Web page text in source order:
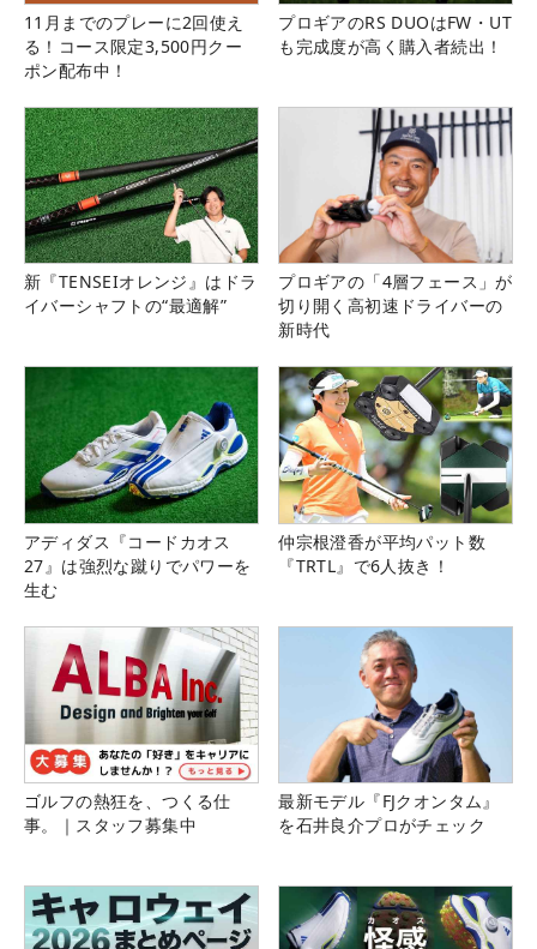
11月までのプレーに2回使え
る！コース限定3,500円クー
ポン配布中！
プロギアのRS DUOはFW・UT
も完成度が高く購入者続出！
新『TENSEIオレンジ』はドラ
イバーシャフトの“最適解”
プロギアの「4層フェース」が
切り開く高初速ドライバーの
新時代
アディダス『コードカオス
27』は強烈な蹴りでパワーを
生む
仲宗根澄香が平均パット数
『TRTL』で6人抜き！
ゴルフの熱狂を、つくる仕
事。｜スタッフ募集中
最新モデル『FJクオンタム』
を石井良介プロがチェック